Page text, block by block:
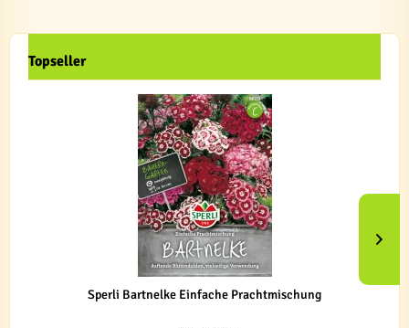
Topseller
Sperli Bartnelke Einfache Prachtmischung